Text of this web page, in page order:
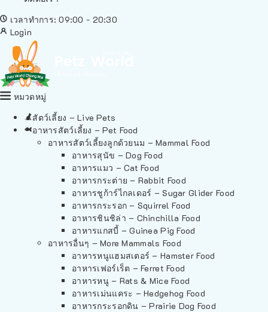
เวลาทำการ: 09:00 - 20:30
Login
หมวดหมู่
สัตว์เลี้ยง – Live Pets
อาหารสัตว์เลี้ยง – Pet Food
อาหารสัตว์เลี้ยงลูกด้วยนม – Mammal Food
อาหารสุนัข – Dog Food
อาหารแมว – Cat Food
อาหารกระต่าย – Rabbit Food
อาหารชูก้าร์ไกลเดอร์ – Sugar Glider Food
อาหารกระรอก – Squirrel Food
อาหารชินชิล่า – Chinchilla Food
อาหารแกสบี้ – Guinea Pig Food
อาหารอื่นๆ – More Mammals Food
อาหารหนูแฮมสเตอร์ – Hamster Food
อาหารเฟอร์เร็ต – Ferret Food
อาหารหนู – Rats & Mice Food
อาหารเม่นแคระ – Hedgehog Food
อาหารกระรอกดิน – Prairie Dog Food